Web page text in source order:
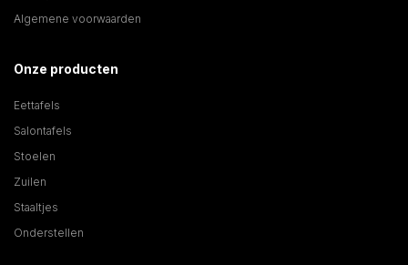
Algemene voorwaarden
Onze producten
Eettafels
Salontafels
Stoelen
Zuilen
Staaltjes
Onderstellen